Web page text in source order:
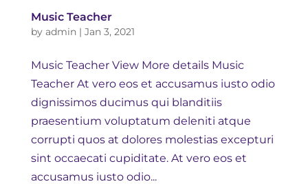
Music Teacher
by admin| Jan 3, 2021
Music Teacher View More details Music
Teacher At vero eos et accusamus iusto odio
dignissimos ducimus qui blanditiis
praesentium voluptatum deleniti atque
corrupti quos at dolores molestias excepturi
sint occaecati cupiditate. At vero eos et
accusamus iusto odio...